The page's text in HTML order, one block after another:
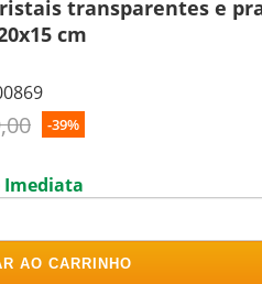
transparentes e
cm
-39%
AO CARRINHO